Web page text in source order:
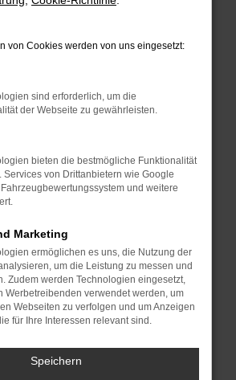
Error
Fehler aufgetreten.
Tipps, die dir helfen können:
Firewall und deine
Webseiten, zum Beispiel deine
wie Werbeblocker,
bestimmter Seiten
die Seite in einem
oder in einem privaten
helfen, vorübergehende
von Cookies werden von uns eingesetzt:
sind erforderlich, um die
der Webseite zu gewährleisten.
bieten die bestmögliche Funktionalität
Services von Drittanbietern wie Google
und weitere
Marketing
ermöglichen es uns, die Nutzung der
um die Leistung zu messen und
Zudem werden Technologien eingesetzt,
Werbetreibenden verwendet werden, um
Webseiten zu verfolgen und um Anzeigen
für Ihre Interessen relevant sind.
Speichern